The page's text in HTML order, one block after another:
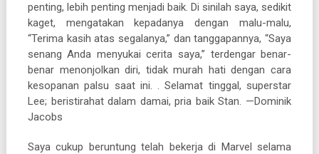
penting, lebih penting menjadi baik. Di sinilah saya, sedikit
kaget, mengatakan kepadanya dengan malu-malu,
“Terima kasih atas segalanya,” dan tanggapannya, “Saya
senang Anda menyukai cerita saya,” terdengar benar-
benar menonjolkan diri, tidak murah hati dengan cara
kesopanan palsu saat ini. . Selamat tinggal, superstar
Lee; beristirahat dalam damai, pria baik Stan. —Dominik
Jacobs
Saya cukup beruntung telah bekerja di Marvel selama